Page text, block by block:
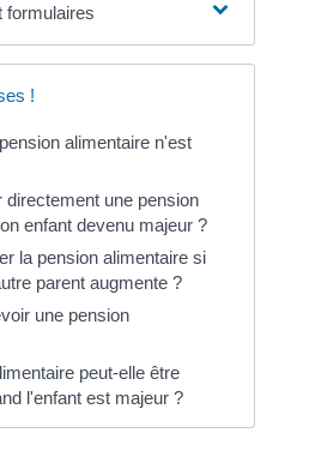
formulaires
!
alimentaire n'est
directement une pension
enfant devenu majeur ?
la pension alimentaire si
parent augmente ?
une pension
peut-elle être
l'enfant est majeur ?